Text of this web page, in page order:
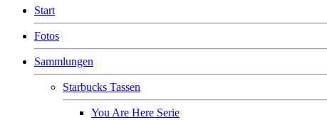
Start
Fotos
Sammlungen
Starbucks Tassen
You Are Here Serie